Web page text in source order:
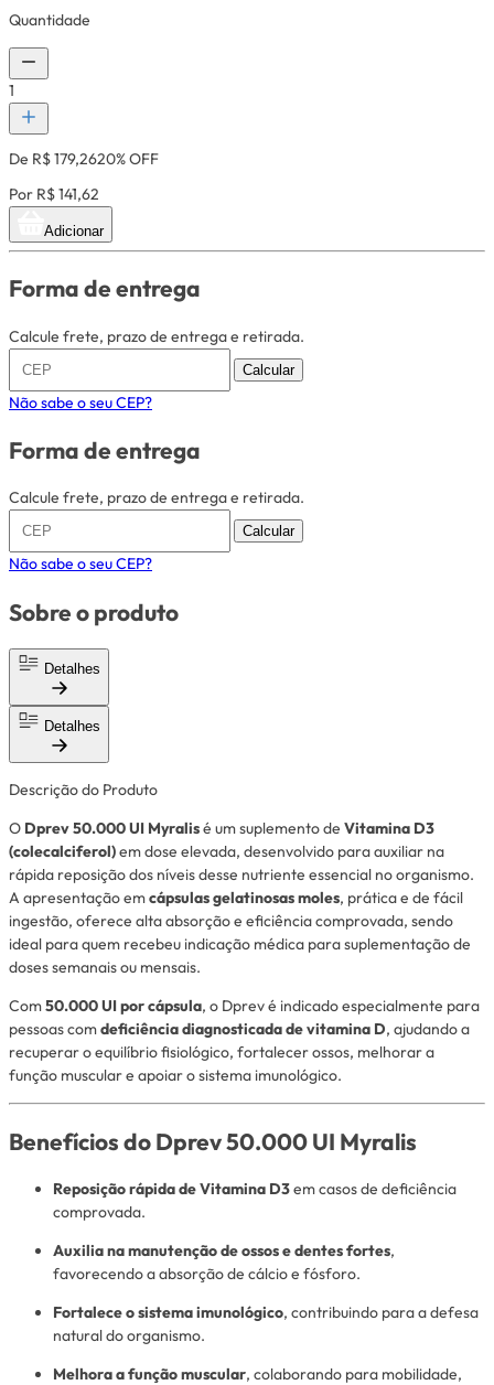
Quantidade
1
De R$ 179,2620% OFF
Por R$ 141,62
Adicionar
Forma de entrega
Calcule frete, prazo de entrega e retirada.
Calcular
Não sabe o seu CEP?
Forma de entrega
Calcule frete, prazo de entrega e retirada.
Calcular
Não sabe o seu CEP?
Sobre o produto
Detalhes
Detalhes
Descrição do Produto
O Dprev 50.000 UI Myralisé um suplemento de Vitamina D3
(colecalciferol)em dose elevada, desenvolvido para auxiliar na
rápida reposição dos níveis desse nutriente essencial no organismo.
A apresentação emcápsulas gelatinosas moles, prática e de fácil
ingestão, oferece alta absorção e eficiência comprovada, sendo
ideal para quem recebeu indicação médica para suplementação de
doses semanais ou mensais.
Com50.000 UI por cápsula, o Dprev é indicado especialmente para
pessoas comdeficiência diagnosticada de vitamina D, ajudando a
recuperar o equilíbrio fisiológico, fortalecer ossos, melhorar a
função muscular e apoiar o sistema imunológico.
Benefícios do Dprev 50.000 UI Myralis
Reposição rápida de Vitamina D3em casos de deficiência
comprovada.
Auxilia na manutenção de ossos e dentes fortes,
favorecendo a absorção de cálcio e fósforo.
Fortalece o sistema imunológico, contribuindo para a defesa
natural do organismo.
Melhora a função muscular, colaborando para mobilidade,